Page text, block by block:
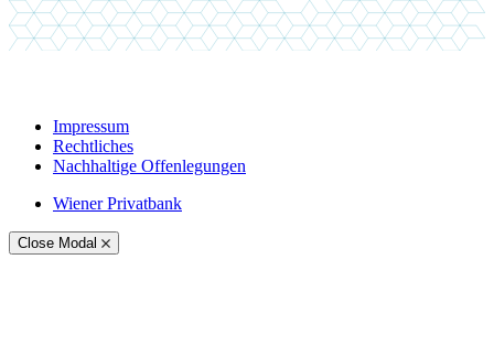
Impressum
Rechtliches
Nachhaltige Offenlegungen
Wiener Privatbank
Close Modal